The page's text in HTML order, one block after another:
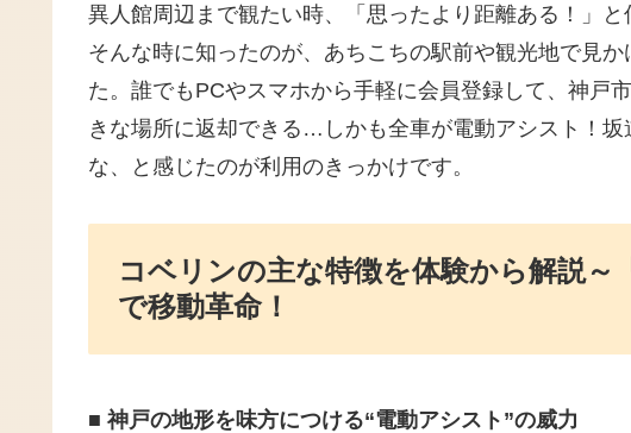
異人館周辺まで観たい時、「思ったより距離ある！」と
そんな時に知ったのが、あちこちの駅前や観光地で見
た。誰でもPCやスマホから手軽に会員登録して、神戸
きな場所に返却できる…しかも全車が電動アシスト！
な、と感じたのが利用のきっかけです。
コベリンの主な特徴を体験から解説～
で移動革命！
■ 神戸の地形を味方につける“電動アシスト”の威力